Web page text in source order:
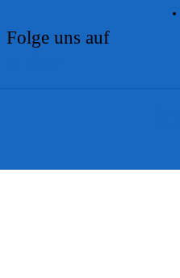
Folge uns auf